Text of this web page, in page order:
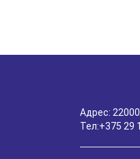
Адрес:
Тел:+375 29